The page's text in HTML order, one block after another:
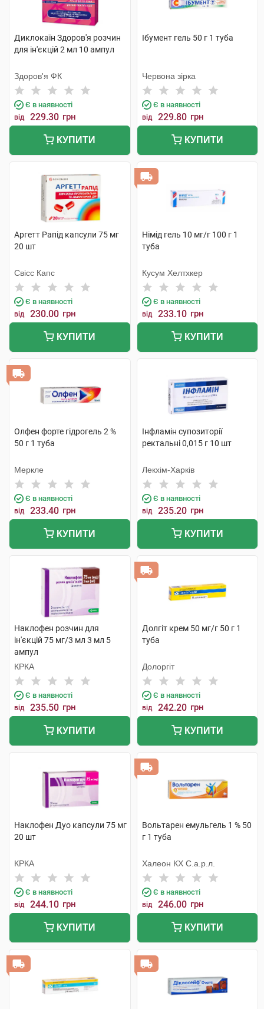
Диклокаїн Здоров'я розчин
для ін'єкцій 2 мл 10 ампул
Здоров'я ФК
Є в наявності
від 229.30 грн
КУПИТИ
Ібумент гель 50 г 1 туба
Червона зірка
Є в наявності
від 229.80 грн
КУПИТИ
Аргетт Рапід капсули 75 мг
20 шт
Свісс Капс
Є в наявності
від 230.00 грн
КУПИТИ
Німід гель 10 мг/г 100 г 1
туба
Кусум Хелтхкер
Є в наявності
від 233.10 грн
КУПИТИ
Олфен форте гідрогель 2 %
50 г 1 туба
Меркле
Є в наявності
від 233.40 грн
КУПИТИ
Інфламін супозиторії
ректальні 0,015 г 10 шт
Лекхім-Харків
Є в наявності
від 235.20 грн
КУПИТИ
Наклофен розчин для
ін'єкцій 75 мг/3 мл 3 мл 5
ампул
КРКА
Є в наявності
від 235.50 грн
КУПИТИ
Долгіт крем 50 мг/г 50 г 1
туба
Долоргіт
Є в наявності
від 242.20 грн
КУПИТИ
Наклофен Дуо капсули 75 мг
20 шт
КРКА
Є в наявності
від 244.10 грн
КУПИТИ
Вольтарен емульгель 1 % 50
г 1 туба
Халеон КХ С.а.р.л.
Є в наявності
від 246.00 грн
КУПИТИ